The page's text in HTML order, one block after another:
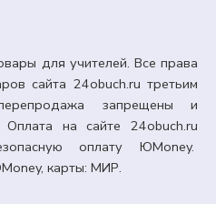
для учителей. Все права
сайта 24obuch.ru третьим
запрещены и
на сайте 24obuch.ru
оплату ЮMoney.
карты: МИР.